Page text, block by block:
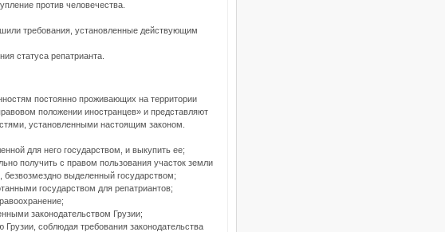
против человечества.
требования, установленные действующим
статуса репатрианта.
постоянно проживающих на территории
положении иностранцев» и представляют
установленными настоящим законом.
для него государством, и выкупить ее;
получить с правом пользования участок земли
безвозмездно выделенный государством;
государством для репатриантов;
законодательством Грузии;
соблюдая требования законодательства